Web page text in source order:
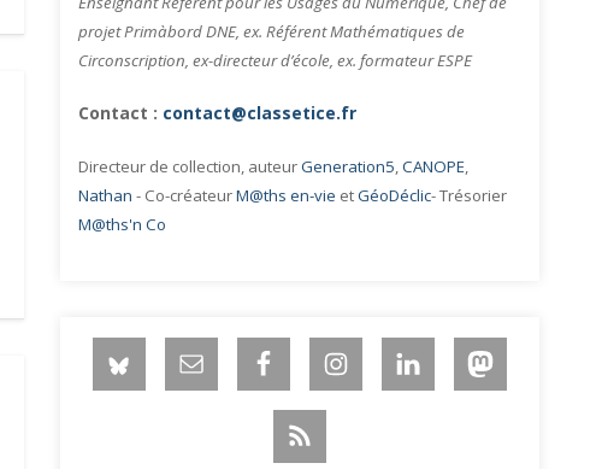
projet Primàbord DNE, ex. Référent Mathématiques de
Circonscription, ex-directeur d’école, ex. formateur ESPE
Contact : contact@classetice.fr
Directeur de collection, auteurGeneration5,CANOPE,
Nathan - Co-créateurM@ths en-vie etGéoDéclic- Trésorier
M@ths'n Co